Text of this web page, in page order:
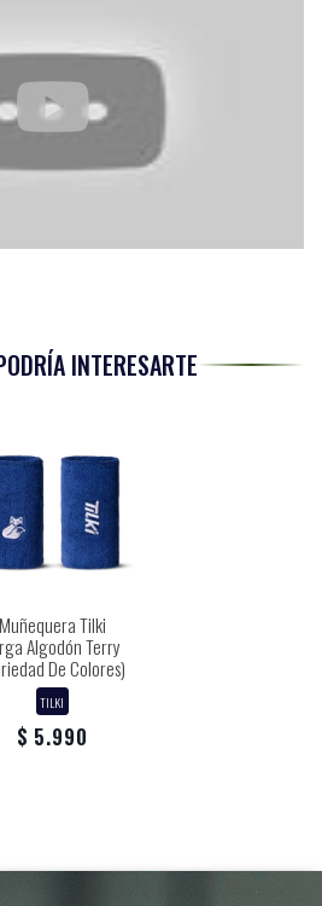
INTERESARTE
Muñequera Tilki
Algodón Terry
De Colores)
TILKI
$ 5.990